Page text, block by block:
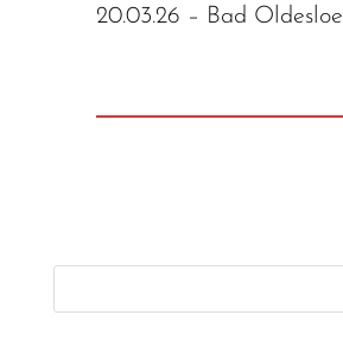
20.03.26 – Bad Oldesloe